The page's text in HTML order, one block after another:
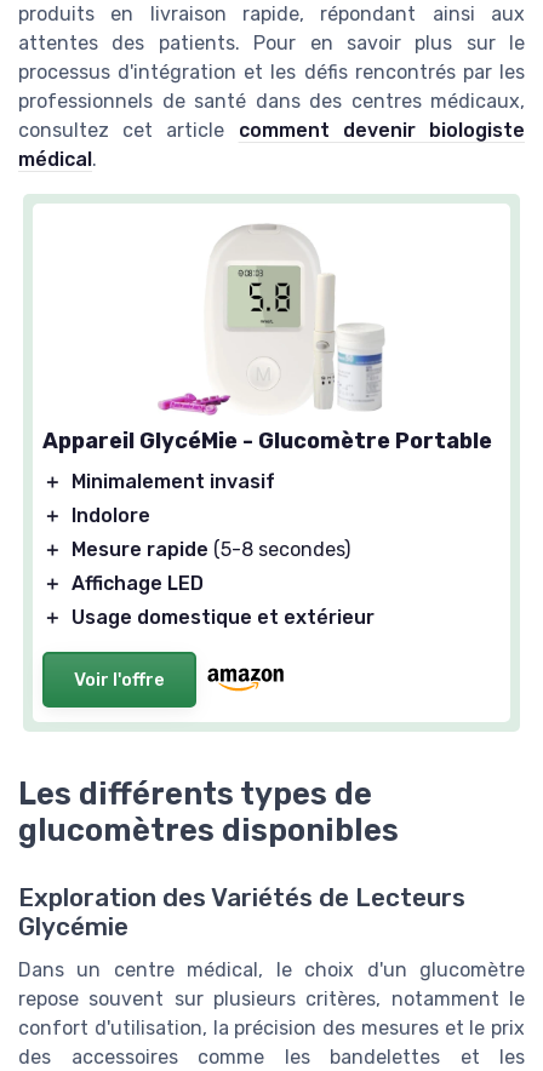
produits en livraison rapide, répondant ainsi aux
attentes des patients. Pour en savoir plus sur le
processus d'intégration et les défis rencontrés par les
professionnels de santé dans des centres médicaux,
consultez cet article comment devenir biologiste
médical.
Appareil GlycéMie - Glucomètre Portable
＋
Minimalement invasif
＋
Indolore
＋
Mesure rapide (5-8 secondes)
＋ Affichage LED
＋
Usage domestique et extérieur
Voir l'offre
Les différents types de
glucomètres disponibles
Exploration des Variétés de Lecteurs
Glycémie
Dans un centre médical, le choix d'un glucomètre
repose souvent sur plusieurs critères, notamment le
confort d'utilisation, la précision des mesures et le prix
des accessoires comme les bandelettes et les